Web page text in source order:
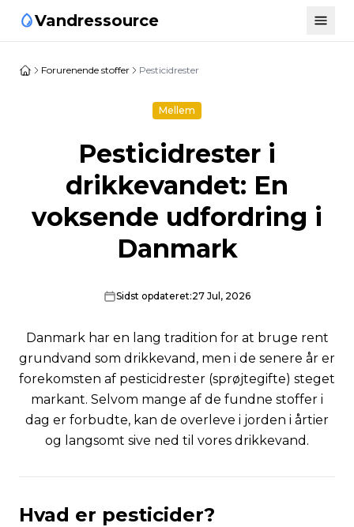
Vandressource
Forurenende stoffer Pesticidrester
Mellem
Pesticidrester i
drikkevandet: En
voksende udfordring i
Danmark
Sidst opdateret:27 Jul, 2026
Danmark har en lang tradition for at bruge rent
grundvand som drikkevand, men i de senere år er
forekomsten af pesticidrester (sprøjtegifte) steget
markant. Selvom mange af de fundne stoffer i
dag er forbudte, kan de overleve i jorden i årtier
og langsomt sive ned til vores drikkevand.
Hvad er pesticider?